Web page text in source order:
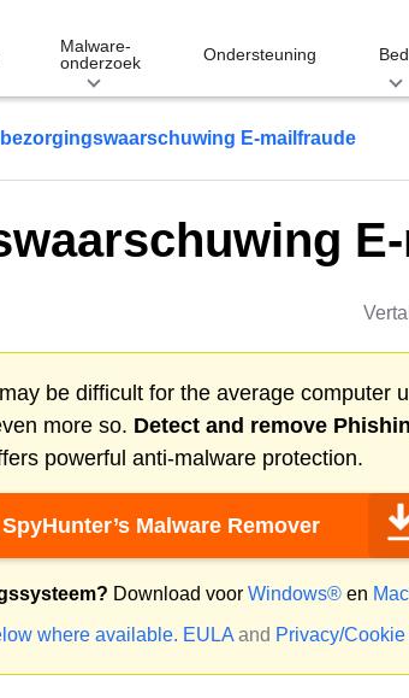
Malware-
onderzoek
Ondersteuning
E-mailfraude
be difficult for the average computer
more so. Detect and remove
powerful anti-malware protection.
Malware Remover
Download voor Windows® en
where available. EULA and Privacy/